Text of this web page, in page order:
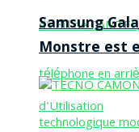
Samsung
Monstre est